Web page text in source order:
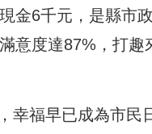
金6千元，是縣市
意度達87%，打
幸福早已成為市